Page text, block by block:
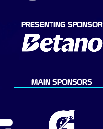
PRESENTING SPONSOR
MAIN SPONSORS